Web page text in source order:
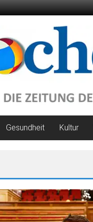
Gesundheit Kultur